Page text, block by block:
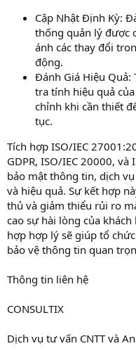
Cập Nhật Định Kỳ:
thống quản lý được
ánh các thay đổi
động.
Đánh Giá Hiệu Quả:
tra tính hiệu quả
chỉnh khi cần thiết
tục.
Tích hợp ISO/IEC
GDPR, ISO/IEC 20000,
bảo mật thông tin, dịch
và hiệu quả. Sự kết hợp
thủ và giảm thiểu rủi ro
cao sự hài lòng của
hợp hợp lý sẽ giúp tổ
bảo vệ thông tin quan
Thông tin liên hệ
CONSULTIX
Dịch vụ tư vấn CNTT và